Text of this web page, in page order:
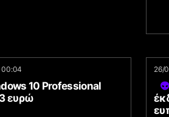
00:04
10 Professional
ευρώ
26/